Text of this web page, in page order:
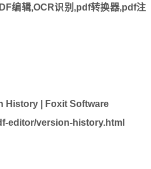
编辑,OCR识别,pdf转换器,pdf注
History | Foxit Software
editor/version-history.html